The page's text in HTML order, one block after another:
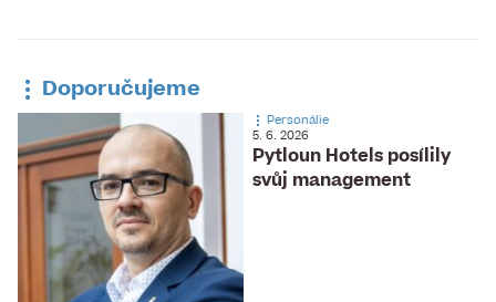
Doporučujeme
Pytloun Hotels posílily
svůj management
Personálie
5. 6. 2026